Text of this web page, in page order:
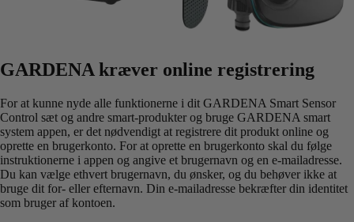
GARDENA kræver online registrering
For at kunne nyde alle funktionerne i dit GARDENA Smart Sensor
Control sæt og andre smart-produkter og bruge GARDENA smart
system appen, er det nødvendigt at registrere dit produkt online og
oprette en brugerkonto. For at oprette en brugerkonto skal du følge
instruktionerne i appen og angive et brugernavn og en e-mailadresse.
Du kan vælge ethvert brugernavn, du ønsker, og du behøver ikke at
bruge dit for- eller efternavn. Din e-mailadresse bekræfter din identitet
som bruger af kontoen.